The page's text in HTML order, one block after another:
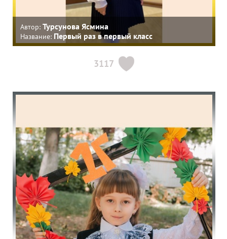
Автор: Турсунова Ясмина
Название: Первый раз в первый класс
3117